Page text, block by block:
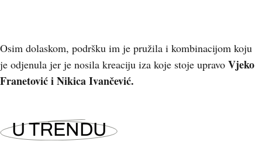
Osim dolaskom, podršku im je pružila i kombinacijom koju
je odjenula jer je nosila kreaciju iza koje stoje upravo Vjeko
Franetović i Nikica Ivančević.
U TRENDU